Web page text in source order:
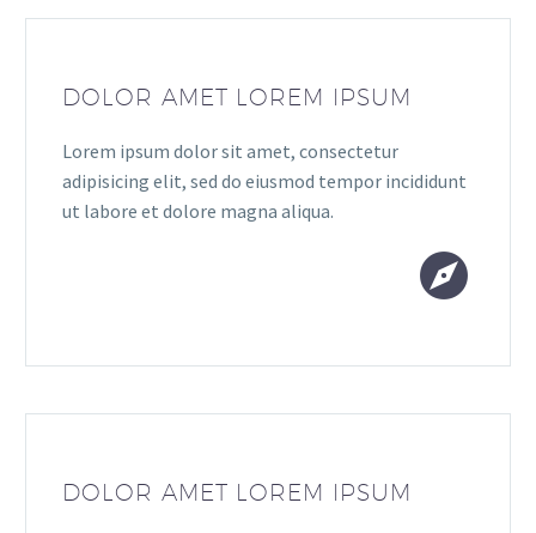
DOLOR AMET LOREM IPSUM
Lorem ipsum dolor sit amet, consectetur
adipisicing elit, sed do eiusmod tempor incididunt
ut labore et dolore magna aliqua.


DOLOR AMET LOREM IPSUM